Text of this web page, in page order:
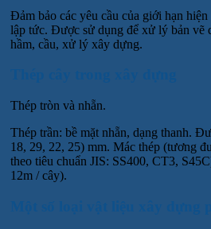
Đảm bảo các yêu cầu của giới hạn
lập tức. Được sử dụng để xử lý bản vẽ
hầm, cầu, xử lý xây dựng.
Thép tròn và nhẵn.
Thép trần: bề mặt nhẵn, dạng thanh.
18, 29, 22, 25) mm. Mác thép (tương
theo tiêu chuẩn JIS: SS400, CT3,
12m / cây).